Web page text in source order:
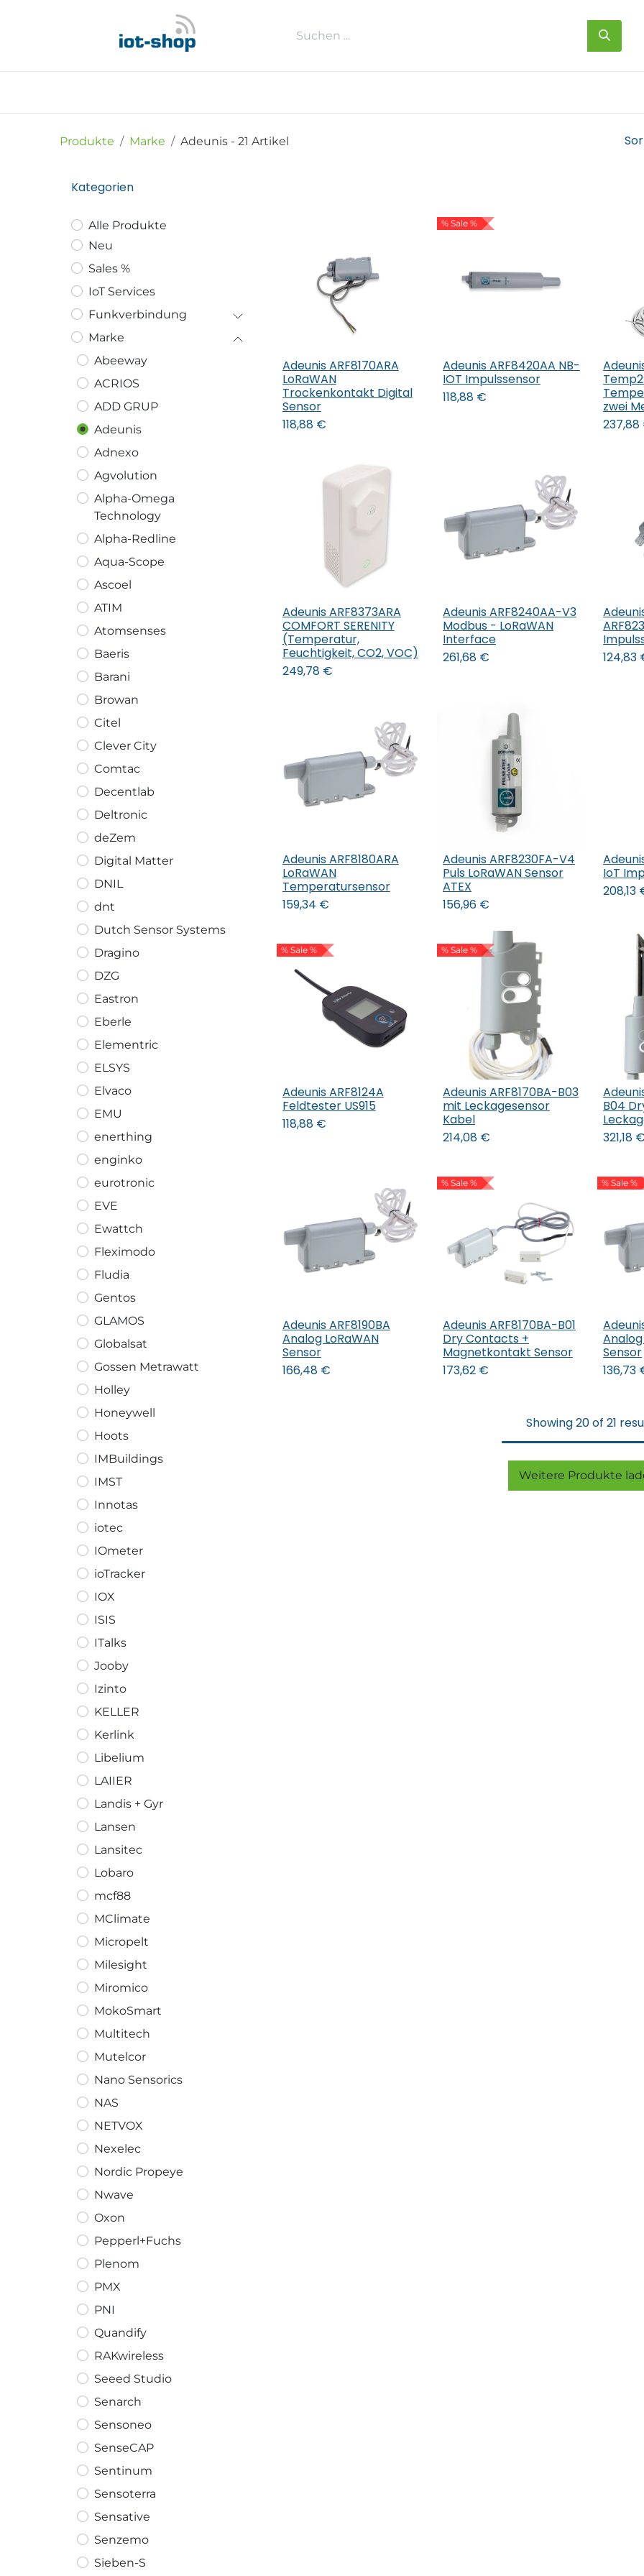
Produkte Marke Adeunis- 21 Artikel
Kategorien
Alle Produkte
Neu
Sales %
IoT Services
Funkverbindung
Marke
Abeeway
ACRIOS
ADD GRUP
Adeunis
Adnexo
Agvolution
Alpha-Omega
Technology
Alpha-Redline
Aqua-Scope
Ascoel
ATIM
Atomsenses
Baeris
Barani
Browan
Citel
Clever City
Comtac
Decentlab
Deltronic
deZem
Digital Matter
DNIL
dnt
Dutch Sensor Systems
Dragino
DZG
Eastron
Eberle
Elementric
ELSYS
Elvaco
EMU
enerthing
enginko
eurotronic
EVE
Ewattch
Fleximodo
Fludia
Gentos
GLAMOS
Globalsat
Gossen Metrawatt
Holley
Honeywell
Hoots
IMBuildings
IMST
Innotas
iotec
IOmeter
ioTracker
IOX
ISIS
ITalks
Jooby
Izinto
KELLER
Kerlink
Libelium
LAIIER
Landis + Gyr
Lansen
Lansitec
Lobaro
mcf88
MClimate
Micropelt
Milesight
Miromico
MokoSmart
Multitech
Mutelcor
Nano Sensorics
NAS
NETVOX
Nexelec
Nordic Propeye
Nwave
Oxon
Pepperl+Fuchs
Plenom
PMX
PNI
Quandify
RAKwireless
Seeed Studio
Senarch
Sensoneo
SenseCAP
Sentinum
Sensoterra
Sensative
Senzemo
Sieben-S
In den Warenkorb
Adeunis ARF8170ARA
LoRaWAN
Trockenkontakt Digital
Sensor
118,88€
% Sale %
In den Warenkorb
Adeunis ARF8420AA NB-
IOT Impulssensor
118,88€
In
zwei
237,88
In den Warenkorb
Adeunis ARF8373ARA
COMFORT SERENITY
(Temperatur,
Feuchtigkeit, CO2, VOC)
249,78€
In den Warenkorb
Adeunis ARF8240AA-V3
Modbus - LoRaWAN
Interface
261,68€
In
124,83
In den Warenkorb
Adeunis ARF8180ARA
LoRaWAN
Temperatursensor
159,34 €
In den Warenkorb
Adeunis ARF8230FA-V4
Puls LoRaWAN Sensor
ATEX
156,96€
IoT
208,13
% Sale %
In den Warenkorb
Adeunis ARF8124A
Feldtester US915
118,88€
% Sale %
In den Warenkorb
Adeunis ARF8170BA-B03
mit Leckagesensor
Kabel
214,08€
In
B04
321,18 €
In den Warenkorb
Adeunis ARF8190BA
Analog LoRaWAN
Sensor
166,48€
% Sale %
In den Warenkorb
Adeunis ARF8170BA-B01
Dry Contacts +
Magnetkontakt Sensor
173,62€
% Sale %
In
Analog
Sensor
136,73
Showing 20 of 21
Weitere Produkte